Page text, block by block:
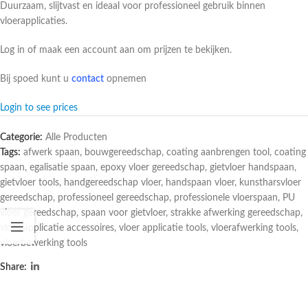
Duurzaam, slijtvast en ideaal voor professioneel gebruik binnen
vloerapplicaties.
Log in of maak een account aan om prijzen te bekijken.
Bij spoed kunt u contact opnemen
Login to see prices
Categorie: Alle Producten
Tags: afwerk spaan, bouwgereedschap, coating aanbrengen tool , coating
spaan, egalisatie spaan, epoxy vloer gereedschap, gietvloer handspaan,
gietvloer tools, handgereedschap vloer, handspaan vloer, kunstharsvloer
gereedschap, professioneel gereedschap, professionele vloerspaan, PU
vloer gereedschap, spaan voor gietvloer, strakke afwerking gereedschap,
vloer applicatie accessoires, vloer applicatie tools, vloerafwerking tools,
vloerbewerking tools
Share: